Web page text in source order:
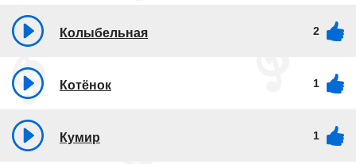
Колыбельная 2
Котёнок 1
Кумир 1